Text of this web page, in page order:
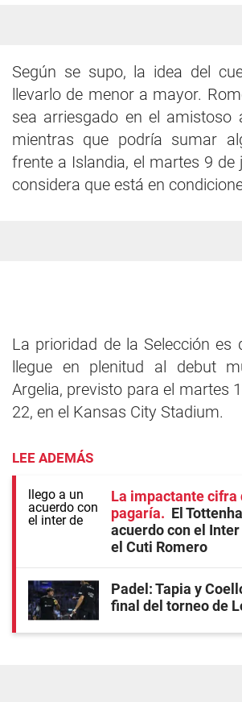
Según se supo, la idea del
llevarlo de menor a mayor.
sea arriesgado en el amistoso
mientras que podría sumar
frente a Islandia, el martes 9 de
considera que está en
La prioridad de la Selección es
llegue en plenitud al debut
Argelia, previsto para el martes
22, en el Kansas City Stadium.
LEE ADEMÁS
La impactante cifra
pagaría
El
acuerdo con el
el Cuti Romero
Padel: Tapia y
final del torneo de